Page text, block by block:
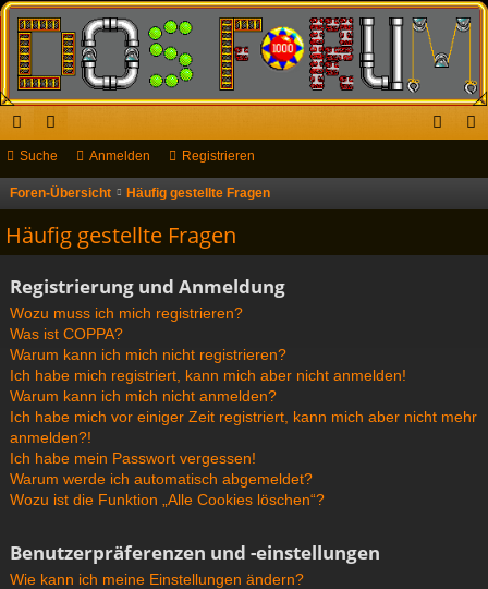
ch
ne
ug
riff
or
en
de re
Suche Anmelden Registrieren
Foren-Übersicht Häufig gestellte Fragen
Häufig gestellte Fragen
Registrierung und Anmeldung
Wozu muss ich mich registrieren?
Was ist COPPA?
Warum kann ich mich nicht registrieren?
Ich habe mich registriert, kann mich aber nicht anmelden!
Warum kann ich mich nicht anmelden?
Ich habe mich vor einiger Zeit registriert, kann mich aber nicht mehr
anmelden?!
Ich habe mein Passwort vergessen!
Warum werde ich automatisch abgemeldet?
Wozu ist die Funktion „Alle Cookies löschen“?
Benutzerpräferenzen und -einstellungen
Wie kann ich meine Einstellungen ändern?